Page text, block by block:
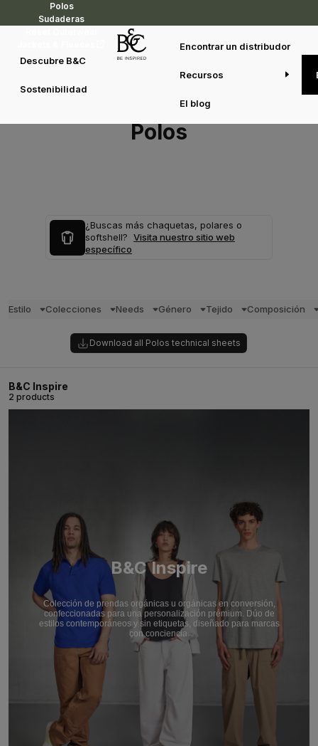
Polos
Sudaderas
Descubre B&C
Sostenibilidad
Encontrar un distribudor
Recursos
El blog
Polos
¿Buscas más chaquetas, polares o
softshell? Visita nuestro sitio web
específico
Estilo Colecciones Needs Género Tejido Composición
Download all Polos technical sheets
B&C Inspire
2 products
B&C Inspire
Colección de prendas orgánicas u orgánicas en conversión,
confeccionadas para una personalización prémium. Dúo de
estilos contemporáneos y sin etiquetas, diseñado para marcas
con conciencia.